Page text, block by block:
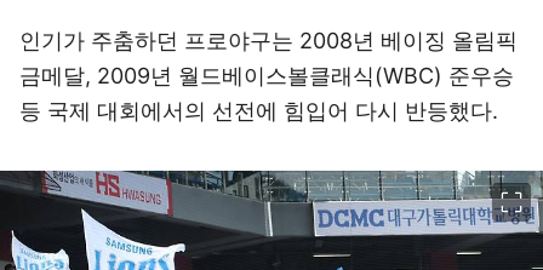
인기가 주춤하던 프로야구는 2008년 베이징 올림픽
금메달, 2009년 월드베이스볼클래식(WBC) 준우승
등 국제 대회에서의 선전에 힘입어 다시 반등했다.